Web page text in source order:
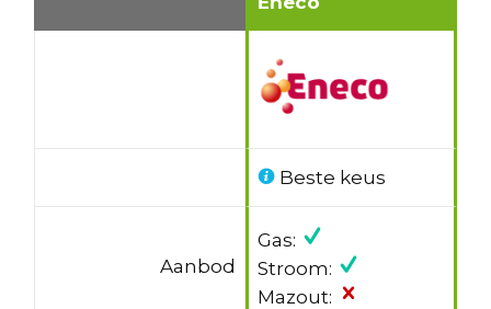
Beste keus
Aanbod
Gas:
Stroom:
Mazout: